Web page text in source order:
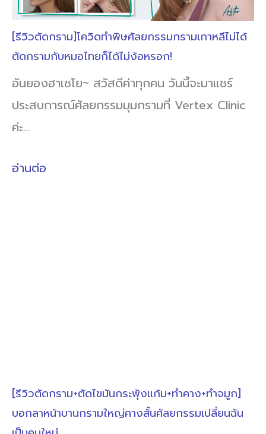
[รีวิวตัดกราม]โควิดทำพิษศัลยกรรมกรามเกาหลีไม่ได้
ตัดกรามกับหมอไทยก็ได้ไม่ง้อหรอก!
อันยองฮาเซโย~ สวัสดีค่าทุกคน วันนี้จะมาแชร์
ประสบการณ์ศัลยกรรมมุมกรามที่ Vertex Clinic
ค่ะ…
อ่านต่อ
[รีวิวตัดกราม+ตัดไขมันกระพุ้งแก้ม+ทำคาง+ทำจมูก]
บอกลาหน้าบานกรามใหญ่คางสั้นศัลยกรรมเปลี่ยนฉัน